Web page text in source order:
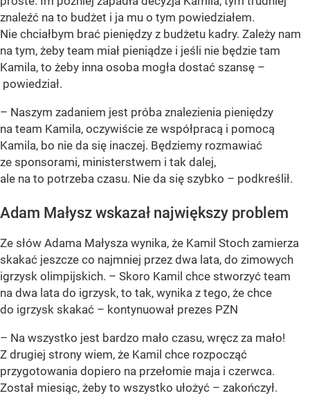
znaleźć na to budżet i ja mu o tym powiedziałem.
Nie chciałbym brać pieniędzy z budżetu kadry. Zależy nam
na tym, żeby team miał pieniądze i jeśli nie będzie tam
Kamila, to żeby inna osoba mogła dostać szansę –
powiedział.
– Naszym zadaniem jest próba znalezienia pieniędzy
na team Kamila, oczywiście ze współpracą i pomocą
Kamila, bo nie da się inaczej. Będziemy rozmawiać
ze sponsorami, ministerstwem i tak dalej,
ale na to potrzeba czasu. Nie da się szybko – podkreślił.
Adam Małysz wskazał największy problem
Ze słów Adama Małysza wynika, że Kamil Stoch zamierza
skakać jeszcze co najmniej przez dwa lata, do zimowych
igrzysk olimpijskich. – Skoro Kamil chce stworzyć team
na dwa lata do igrzysk, to tak, wynika z tego, że chce
do igrzysk skakać – kontynuował prezes PZN
– Na wszystko jest bardzo mało czasu, wręcz za mało!
Z drugiej strony wiem, że Kamil chce rozpocząć
przygotowania dopiero na przełomie maja i czerwca.
Został miesiąc, żeby to wszystko ułożyć – zakończył.